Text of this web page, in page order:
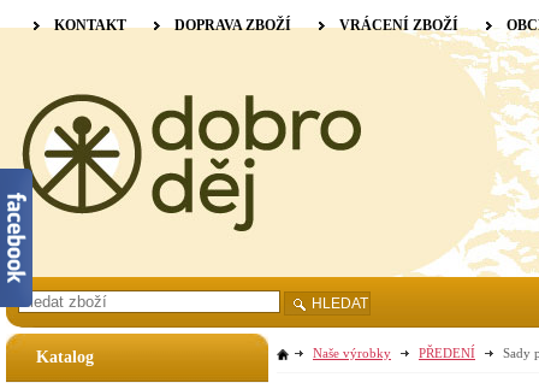
Katalog Naše výrobky PŘEDENÍ Sady
KONTAKT DOPRAVA ZBOŽÍ VRÁCENÍ ZBOŽÍ
HLEDAT